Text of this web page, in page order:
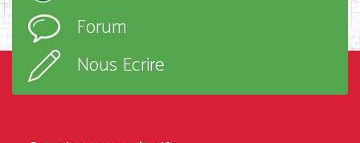
d’enseignement,
Forum
Nous Ecrire